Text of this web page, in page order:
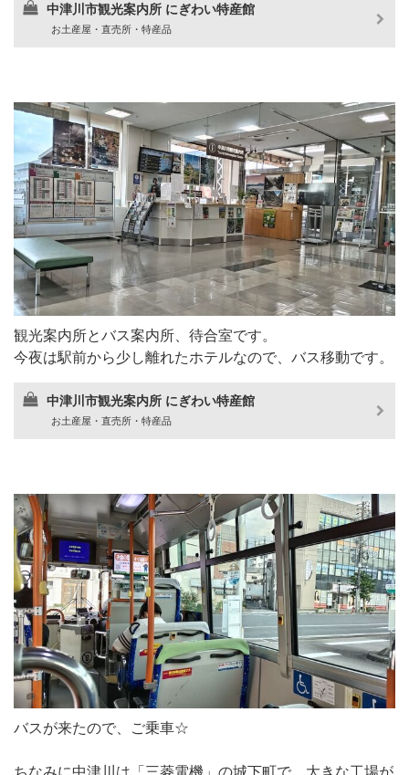
中津川市観光案内所 にぎわい特産館
お土産屋・直売所・特産品
観光案内所とバス案内所、待合室です。
今夜は駅前から少し離れたホテルなので、バス移動です。
中津川市観光案内所 にぎわい特産館
お土産屋・直売所・特産品
バスが来たので、ご乗車☆